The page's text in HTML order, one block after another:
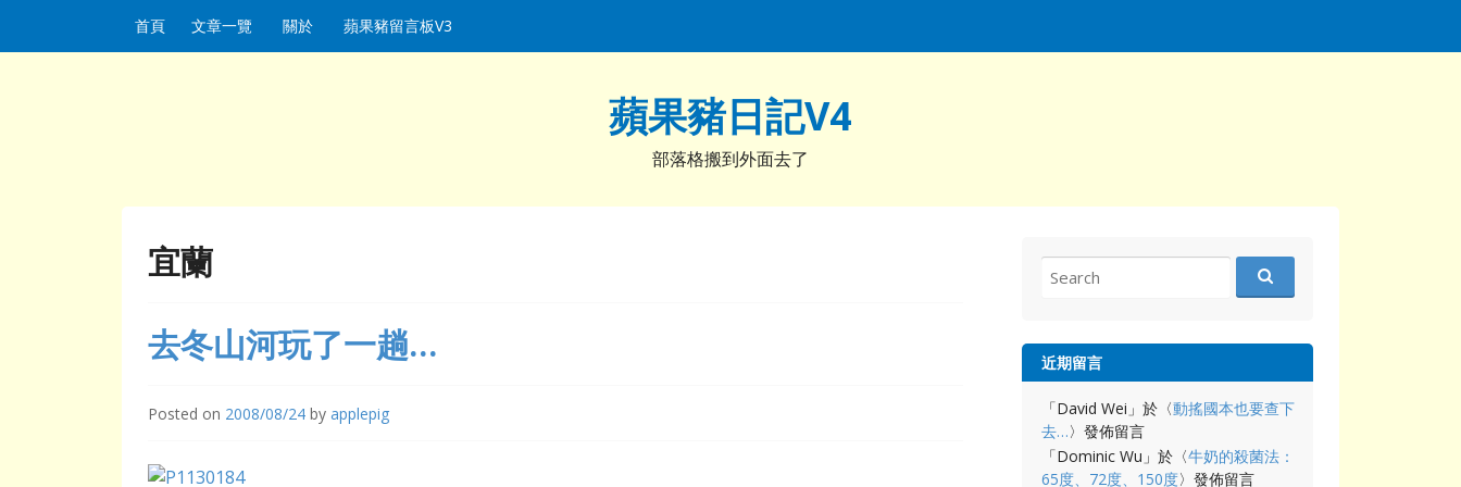
首頁 文章一覽 關於 蘋果豬留言板V3
蘋果豬日記V4
部落格搬到外面去了
宜蘭
去冬山河玩了一趟…
Posted on 2008/08/24 by applepig
for:
近期留言
「David Wei 」於〈動搖國本也要查下
去…〉發佈留言
「Dominic Wu 」於〈牛奶的殺菌法：
65度、72度、150度〉發佈留言